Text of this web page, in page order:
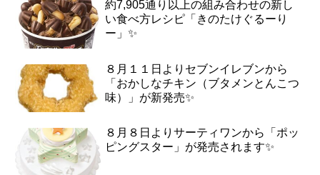
約7,905通り以上の組み合わせの新し
い食べ方レシピ「きのたけぐるーり
ー」✨
８月１１日よりセブンイレブンから
「おかしなチキン（ブタメンとんこつ
味）」が新発売✨
８月８日よりサーティワンから「ポッ
ピングスター」が発売されます✨